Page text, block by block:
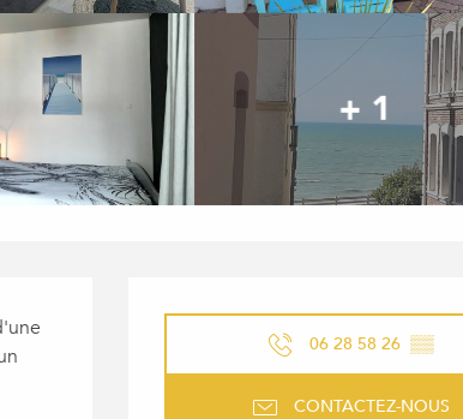
+ 1
06 28 58 26 ▒▒
CONTACTEZ-NOUS